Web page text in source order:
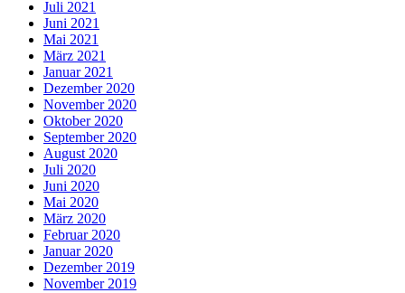
Juli 2021
Juni 2021
Mai 2021
März 2021
Januar 2021
Dezember 2020
November 2020
Oktober 2020
September 2020
August 2020
Juli 2020
Juni 2020
Mai 2020
März 2020
Februar 2020
Januar 2020
Dezember 2019
November 2019